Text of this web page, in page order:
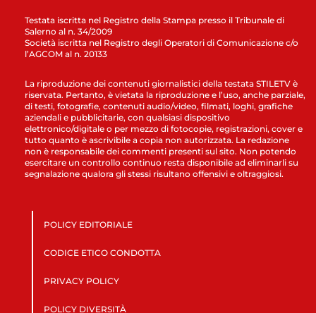
Testata iscritta nel Registro della Stampa presso il Tribunale di
Salerno al n. 34/2009
Società iscritta nel Registro degli Operatori di Comunicazione c/o
l’AGCOM al n. 20133
La riproduzione dei contenuti giornalistici della testata STILETV è
riservata. Pertanto, è vietata la riproduzione e l’uso, anche parziale,
di testi, fotografie, contenuti audio/video, filmati, loghi, grafiche
aziendali e pubblicitarie, con qualsiasi dispositivo
elettronico/digitale o per mezzo di fotocopie, registrazioni, cover e
tutto quanto è ascrivibile a copia non autorizzata. La redazione
non è responsabile dei commenti presenti sul sito. Non potendo
esercitare un controllo continuo resta disponibile ad eliminarli su
segnalazione qualora gli stessi risultano offensivi e oltraggiosi.
POLICY EDITORIALE
CODICE ETICO CONDOTTA
PRIVACY POLICY
POLICY DIVERSITÀ